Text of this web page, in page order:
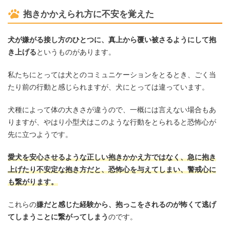
抱きかかえられ方に不安を覚えた
犬が嫌がる接し方のひとつに、真上から覆い被さるようにして抱
き上げるというものがあります。
私たちにとっては犬とのコミュニケーションをとるとき、ごく当
たり前の行動と感じられますが、犬にとっては違っています。
犬種によって体の大きさが違うので、一概には言えない場合もあ
りますが、やはり小型犬はこのような行動をとられると恐怖心が
先に立つようです。
愛犬を安心させるような正しい抱きかかえ方ではなく、急に抱き
上げたり不安定な抱き方だと、恐怖心を与えてしまい、警戒心に
も繋がります。
これらの嫌だと感じた経験から、抱っこをされるのが怖くて逃げ
てしまうことに繋がってしまうのです。